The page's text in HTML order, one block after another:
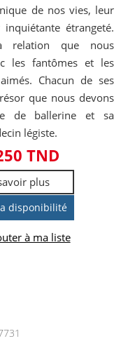
de nos vies, leur
étrangeté.
relation que nous
les fantômes et les
Chacun de ses
que nous devons
de ballerine et sa
légiste.
TND
plus
disponibilité
à ma liste